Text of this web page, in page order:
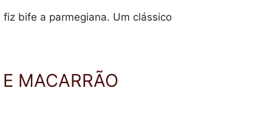
bife a parmegiana. Um clássico
MACARRÃO